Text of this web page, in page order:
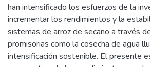
han intensificado los esfuerzos de la
incrementar los rendimientos y la
sistemas de arroz de secano a través
promisorias como la cosecha de agua
intensificación sostenible. El presente